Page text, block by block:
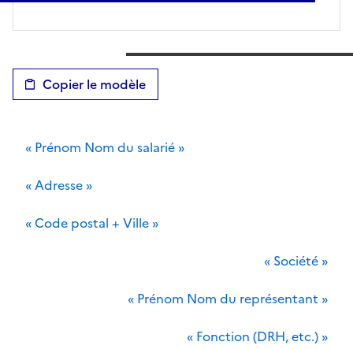
Copier le modèle
« Prénom Nom du salarié »
« Adresse »
« Code postal + Ville »
« Société »
« Prénom Nom du représentant »
« Fonction (DRH, etc.) »